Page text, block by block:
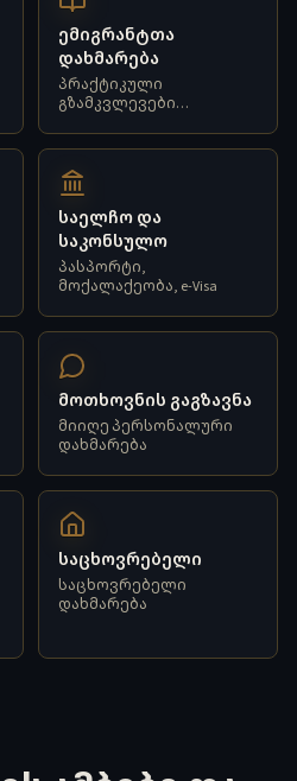
ემიგრანტთა
დახმარება
პრაქტიკული
გზამკვლევები
საელჩო და
საკონსულო
პასპორტი,
მოქალაქეობა, e-Visa
მოთხოვნის გაგზავნა
მიიღე პერსონალური
დახმარება
საცხოვრებელი
საცხოვრებელი
დახმარება